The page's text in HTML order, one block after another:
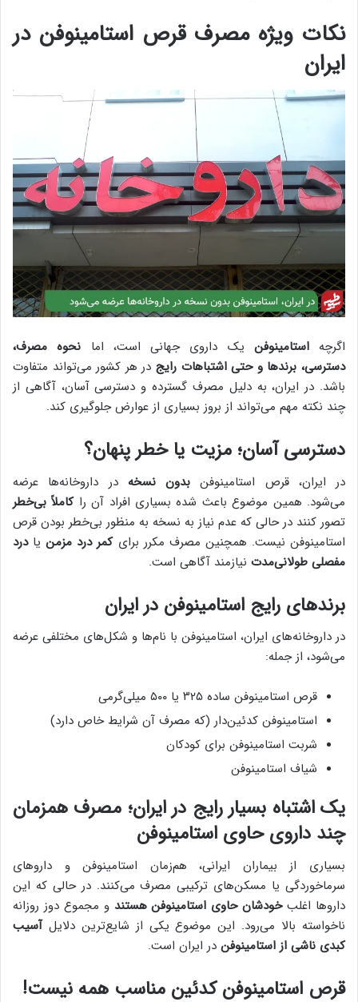
نکات ویژه مصرف قرص استامینوفن در
ایران
اگرچهاستامینوفن یک داروی جهانی است، اما نحوه مصرف،
دسترسی، برندها و حتی اشتباهات رایج در هر کشور می‌تواند متفاوت
باشد. در ایران، به دلیل مصرف گسترده و دسترسی آسان، آگاهی از
چند نکته مهم می‌تواند از بروز بسیاری از عوارض جلوگیری کند.
دسترسی آسان؛ مزیت یا خطر پنهان؟
در ایران، قرص استامینوفن بدون نسخه در داروخانه‌ها عرضه
می‌شود. همین موضوع باعث شده بسیاری افراد آن راکاملاً بی‌خطر
تصور کنند در حالی که عدم نیاز به نسخه به منظور بی‌خطر بودن قرص
استامینوفن نیست. همچنین مصرف مکرر برایکمر درد مزمنیادرد
مفصلی طولانی‌مدت نیازمند آگاهی است.
برندهای رایج استامینوفن در ایران
در داروخانه‌های ایران، استامینوفن با نام‌ها و شکل‌های مختلفی عرضه
می‌شود، از جمله:
قرص استامینوفن ساده ۳۲۵ یا ۵۰۰ میلی‌گرمی
استامینوفن کدئین‌دار (که مصرف آن شرایط خاص دارد)
شربت استامینوفن برای کودکان
شیاف استامینوفن
یک اشتباه بسیار رایج در ایران؛ مصرف همزمان
چند داروی حاوی استامینوفن
بسیاری از بیماران ایرانی، هم‌زمان استامینوفن و داروهای
سرماخوردگی یا مسکن‌های ترکیبی مصرف می‌کنند. در حالی که این
داروها اغلبخودشان حاوی استامینوفن هستندو مجموع دوز روزانه
ناخواسته بالا می‌رود. این موضوع یکی از شایع‌ترین دلایلآسیب
کبدی ناشی از استامینوفن در ایران است.
قرص استامینوفن کدئین‌ مناسب همه نیست!